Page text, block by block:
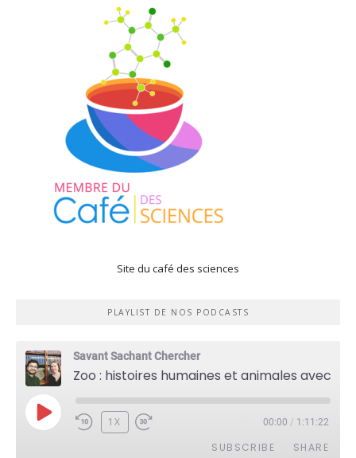
Site du café des sciences
PLAYLIST DE NOS PODCASTS
Savant Sachant Chercher
PLAY
EPISODE
1X 00:00 / 1:11:22
SUBSCRIBE SHARE